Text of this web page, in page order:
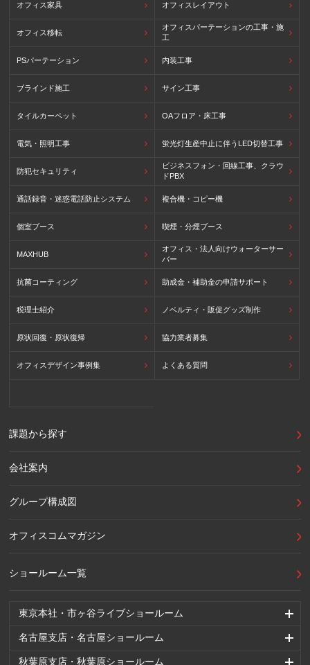
東京本社・市ヶ谷ライブショールーム
名古屋支店・名古屋ショールーム
秋葉原支店・秋葉原ショールーム
オフィス家具 オフィスレイアウト
オフィス移転
オフィスパーテーションの工事・施
工
PSパーテーション 内装工事
ブラインド施工 サイン工事
タイルカーペット OAフロア・床工事
電気・照明工事 蛍光灯生産中止に伴うLED切替工事
防犯セキュリティ
ビジネスフォン・回線工事、クラウ
ドPBX
通話録音・迷惑電話防止システム 複合機・コピー機
個室ブース 喫煙・分煙ブース
MAXHUB
オフィス・法人向けウォーターサー
バー
抗菌コーティング 助成金・補助金の申請サポート
税理士紹介 ノベルティ・販促グッズ制作
原状回復・原状復帰 協力業者募集
オフィスデザイン事例集 よくある質問
課題から探す
会社案内
グループ構成図
オフィスコムマガジン
ショールーム一覧